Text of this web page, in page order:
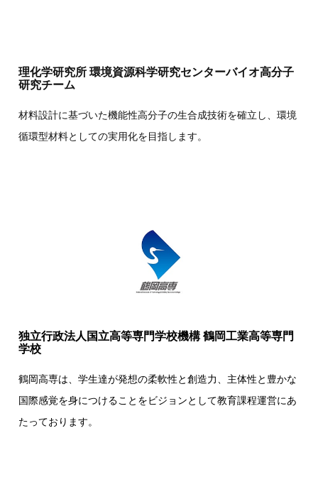
理化学研究所 環境資源科学研究センターバイオ高分子
研究チーム
材料設計に基づいた機能性高分子の生合成技術を確立し、環境
循環型材料としての実用化を目指します。
独立行政法人国立高等専門学校機構 鶴岡工業高等専門
学校
鶴岡高専は、学生達が発想の柔軟性と創造力、主体性と豊かな
国際感覚を身につけることをビジョンとして教育課程運営にあ
たっております。